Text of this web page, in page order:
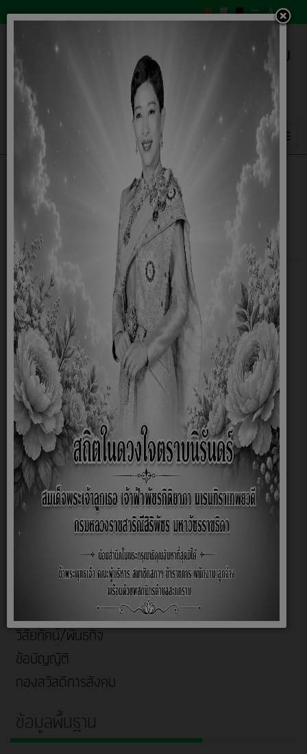
SUBMIT
เกี่ยวกับหน่วยงาน
หน้าหลัก
สภาพและข้อมูลพื้นฐาน
มาตรการต่างๆ
ลานกีฬาประจำหมู่บ้าน
ประวัติความเป็นมา
กฎหมายว่าด้วยการจัดตั้งองค์กรปกครองส่วนท้องถิ่น
คุณธรรมและจริยธรรม
นโยบายการกำกับดูแลองค์การที่ดี
รายงานผลการดำเนินการ การส่งเสริมและบริหารจัดการ
องค์กรปกครองส่วนท้องถิ่นให้เป็นองค์กรสุขภาวะ
(Happy Workplace)
บัญชีการโอนเงินงบประมาณรายจ่าย
ภูมิปัญญาท้องถิ่น/ปราชญ์ชาวบ้าน
โครงการพัฒนาท้องถิ่นบูรณาการ
วิสัยทัศน์/พันธกิจ
ข้อบัญญัติ
กองสวัสดิการสังคม
ข้อมูลพื้นฐาน